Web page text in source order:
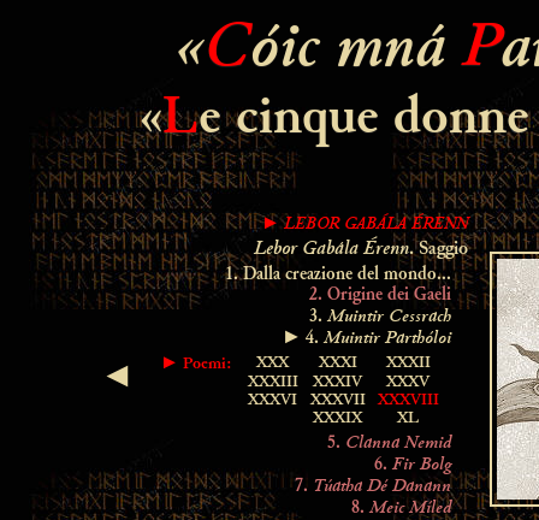
«Cóic mnáP
«Le cinque
◄
► LEBOR GABÁLA ÉRENN
Lebor Gabála Érenn. Saggio
1. Dalla creazione del mondo...
2. Origine dei Gaeli
3.Muintir Cessrach
► 4.Muintir Parthóloi
► Poemi: XXX XXXI
XXXII
XXXIII
XXXIV
XXXV
XXXVI
XXXVII
XXXVIII
XXXIX
XL
5. Clanna Nemid
6. Fir Bolg
7. Túatha Dé Danann
8.Meic Míled